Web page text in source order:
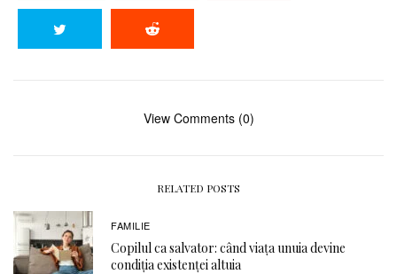
View Comments (0)
RELATED POSTS
FAMILIE
Copilul ca salvator: când viața unuia devine
condiția existenței altuia